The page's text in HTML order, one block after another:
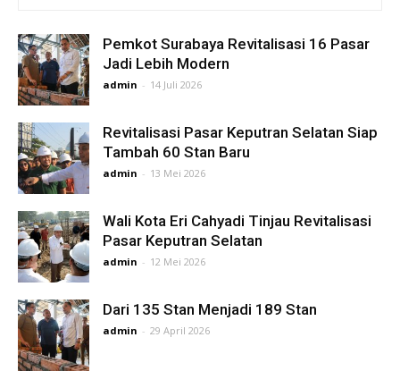
Pemkot Surabaya Revitalisasi 16 Pasar
Jadi Lebih Modern
admin - 14 Juli 2026
Revitalisasi Pasar Keputran Selatan Siap
Tambah 60 Stan Baru
admin - 13 Mei 2026
Wali Kota Eri Cahyadi Tinjau Revitalisasi
Pasar Keputran Selatan
admin - 12 Mei 2026
Dari 135 Stan Menjadi 189 Stan
admin - 29 April 2026